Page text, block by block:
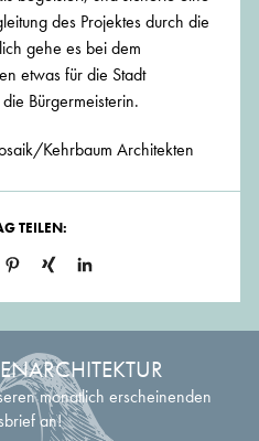
des Projektes durch die
gehe es bei dem
etwas für die Stadt
Bürgermeisterin.
Kehrbaum Architekten
TEILEN:
monatlich erscheinenden
an!